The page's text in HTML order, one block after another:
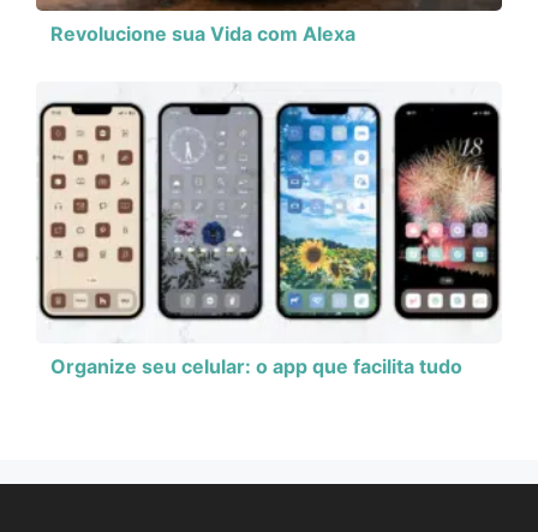
Revolucione sua Vida com Alexa
Organize seu celular: o app que facilita tudo